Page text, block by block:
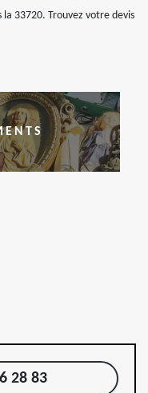
33720. Trouvez votre devis
28 83